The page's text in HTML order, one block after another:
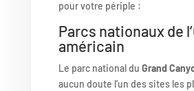
pour votre périple :
Parcs nationaux de
américain
Le parc national du Grand
aucun doute l’un des sites les